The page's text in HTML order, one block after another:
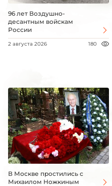
96 лет Воздушно-
десантным войскам
России
2 августа 2026 180
В Москве простились с
Михаилом Ножкиным